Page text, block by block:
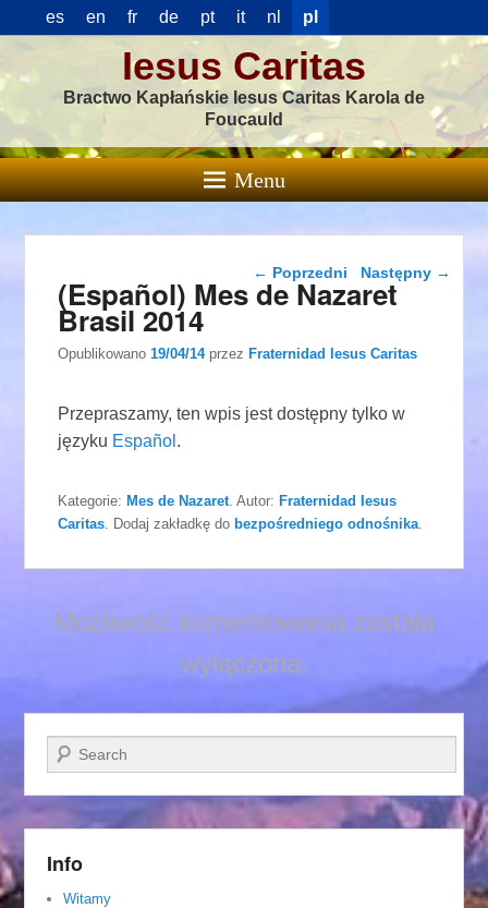
es en fr de pt it nl pl
Iesus Caritas
Bractwo Kapłańskie Iesus Caritas Karola de
Foucauld
Menu
Nawigacja wpisu
← Poprzedni Następny →
(Español) Mes de Nazaret
Brasil 2014
Opublikowano19/04/14 przezFraternidad Iesus Caritas
Przepraszamy, ten wpis jest dostępny tylko w
języku Español .
Kategorie:Mes de Nazaret . Autor:Fraternidad Iesus
Caritas . Dodaj zakładkę do bezpośredniego odnośnika
Możliwość komentowania została
wyłączona.
Szukaj
Info
Witamy